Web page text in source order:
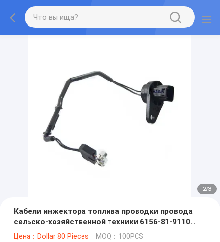
2/3
Кабели инжектора топлива проводки провода
сельско-хозяйственной техники 6156-81-9110
Cummins автомобильные
Цена：Dollar 80 Pieces MOQ：100PCS